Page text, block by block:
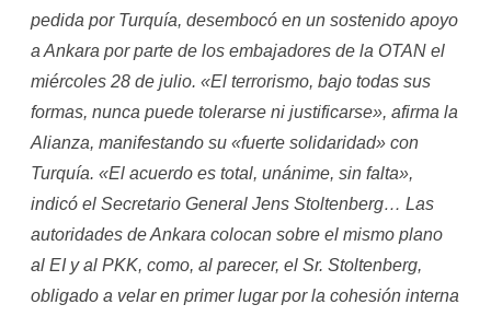
pedida por Turquía, desembocó en un sostenido apoyo
a Ankara por parte de los embajadores de la OTAN el
miércoles 28 de julio. «El terrorismo, bajo todas sus
formas, nunca puede tolerarse ni justificarse», afirma la
Alianza, manifestando su «fuerte solidaridad» con
Turquía. «El acuerdo es total, unánime, sin falta»,
indicó el Secretario General Jens Stoltenberg… Las
autoridades de Ankara colocan sobre el mismo plano
al EI y al PKK, como, al parecer, el Sr. Stoltenberg,
obligado a velar en primer lugar por la cohesión interna